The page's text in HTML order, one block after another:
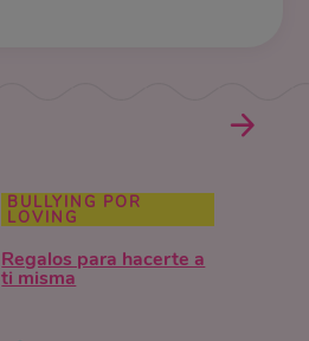
BULLYING POR
LOVING
Regalos para hacerte a
ti misma